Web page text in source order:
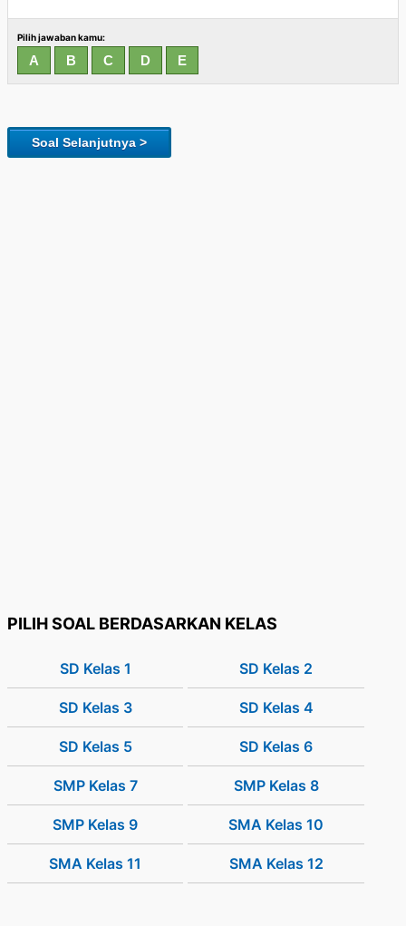
Pilih jawaban kamu:
Soal Selanjutnya >
PILIH SOAL BERDASARKAN KELAS
SD Kelas 1 SD Kelas 2
SD Kelas 3 SD Kelas 4
SD Kelas 5 SD Kelas 6
SMP Kelas 7 SMP Kelas 8
SMP Kelas 9 SMA Kelas 10
SMA Kelas 11 SMA Kelas 12